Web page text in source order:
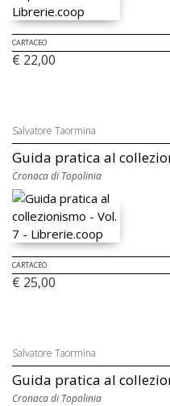
CARTACEO
€ 22,00
Salvatore Taormina
Guida pratica al
Cronaca di Topolinia
CARTACEO
€ 25,00
Salvatore Taormina
Guida pratica al
Cronaca di Topolinia